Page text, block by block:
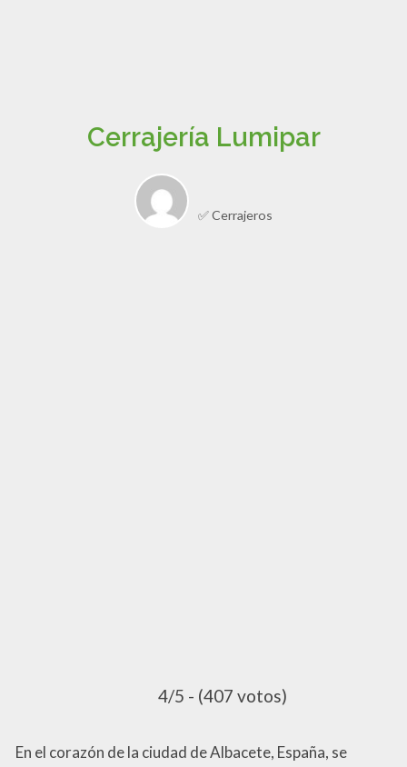
Cerrajería Lumipar
✅ Cerrajeros
4/5 - (407 votos)
En el corazón de la ciudad de Albacete, España, se